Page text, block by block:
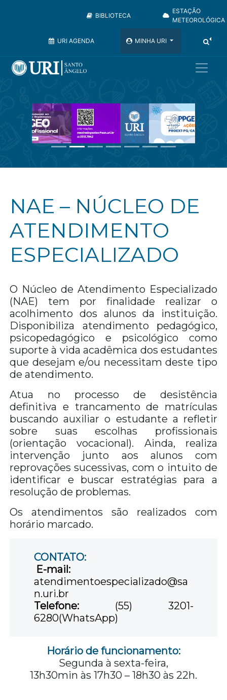
BIBLIOTECA
ESTAÇÃO
METEOROLÓGICA
URI AGENDA MINHA URI
Anterior Próximo
NAE – NÚCLEO DE
ATENDIMENTO
ESPECIALIZADO
O Núcleo de Atendimento Especializado
(NAE) tem por finalidade realizar o
acolhimento dos alunos da instituição.
Disponibiliza atendimento pedagógico,
psicopedagógico e psicológico como
suporte à vida acadêmica dos estudantes
que desejam e/ou necessitam deste tipo
de atendimento.
Atua no processo de desistência
definitiva e trancamento de matrículas
buscando auxiliar o estudante a refletir
sobre suas escolhas profissionais
(orientação vocacional). Ainda, realiza
intervenção junto aos alunos com
reprovações sucessivas, com o intuito de
identificar e buscar estratégias para a
resolução de problemas.
Os atendimentos são realizados com
horário marcado.
CONTATO:
E-mail:
atendimentoespecializado@sa
n.uri.br
Telefone:(55) 3201-
6280(WhatsApp)
Horário de funcionamento:
Segunda à sexta-feira,
13h30min às 17h30 – 18h30 às 22h.